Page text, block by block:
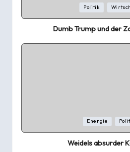
in
Politik
Dumb Trump und der
in
Energie
Weidels absurder